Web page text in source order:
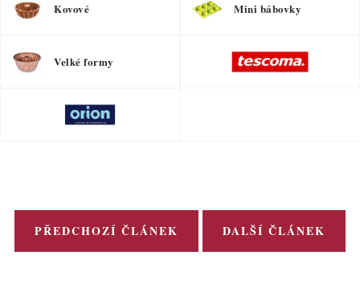
Kovové Mini bábovky
Velké formy
PŘEDCHOZÍ ČLÁNEK DALŠÍ ČLÁNEK